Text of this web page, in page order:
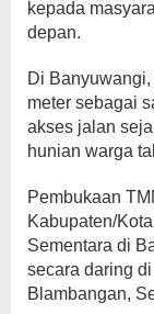
kepada
depan.
Di
meter sebagai
akses jalan
hunian warga
Pembukaan
Kabupaten/
Sementara di
secara daring
Blambangan,